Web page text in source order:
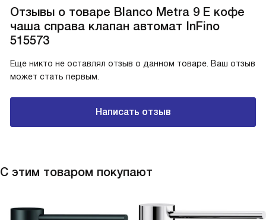
Отзывы о товаре Blanco Metra 9 E кофе
чаша справа клапан автомат InFino
515573
Еще никто не оставлял отзыв о данном товаре. Ваш отзыв
может стать первым.
Написать отзыв
С этим товаром покупают